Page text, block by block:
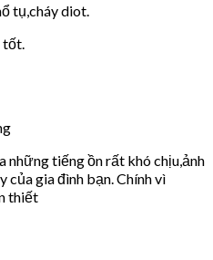
tụ,cháy diot.
những tiếng ồn rất khó chịu,ảnh
của gia đình bạn. Chính vì
thiết